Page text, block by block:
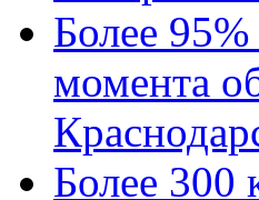
Более
момента
Более 300